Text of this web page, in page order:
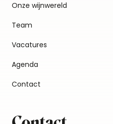
Onze wijnwereld
Team
Vacatures
Agenda
Contact